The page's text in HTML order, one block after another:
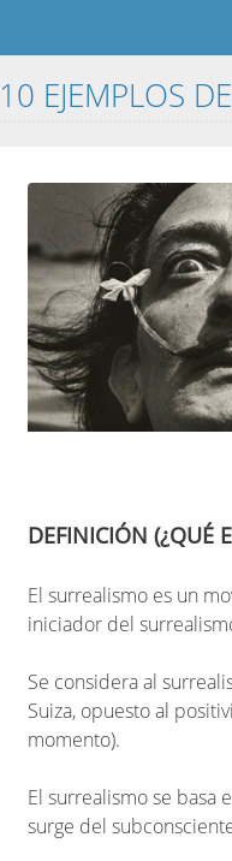
10 EJEMPLOS
DEFINICIÓN (¿QUÉ
El surrealismo es un
iniciador del
Se considera al
Suiza, opuesto al
momento).
El surrealismo se basa
surge del